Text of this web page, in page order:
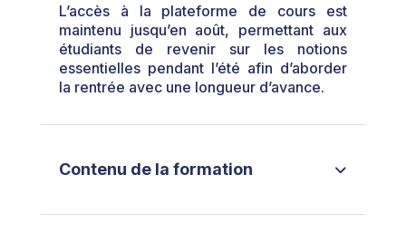
L’accès à la plateforme de cours est
maintenu jusqu’en août, permettant aux
étudiants de revenir sur les notions
essentielles pendant l’été afin d’aborder
la rentrée avec une longueur d’avance.
Contenu de la formation